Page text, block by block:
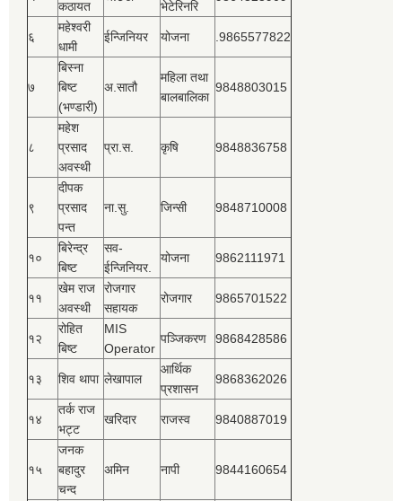
कठायत भेटेरिनरि
६
महेश्‍वरी
धामी
ईन्जिनियर योजना .9865577822
७
बिस्‍ना
बिष्‍ट
(भण्डारी)
अ.सातौ
महिला तथा
बालबालिका
9848803015
८
महेश
प्रसाद
अवस्थी
प्रा.स. कृषि 9848836758
९
दीपक
प्रसाद
पन्त
ना.सु. जिन्सी 9848710008
१०
बिरेन्द्र
बिष्‍ट
सव-
ईन्जिनियर.
योजना 9862111971
११
खेम राज
अवस्थी
रोजगार
सहायक
रोजगार 9865701522
१२
रोहित
बिष्‍ट
MIS
Operator
पञ्‍जिकरण 9868428586
१३ शिव थापा लेखापाल
आर्थिक
प्रशासन
9868362026
१४
तर्क राज
भट्ट
खरिदार राजस्‍व 9840887019
१५
जनक
बहादुर
चन्द
अमिन नापी 9844160654